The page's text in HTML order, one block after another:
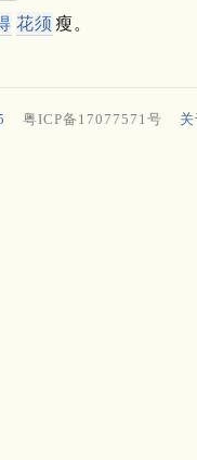
花须 瘦。
粤ICP备17077571号